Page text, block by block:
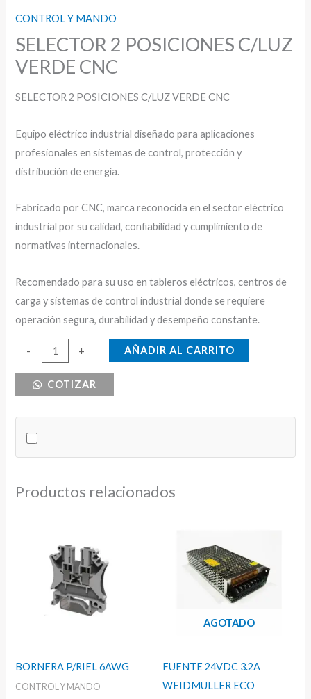
CONTROL Y MANDO
SELECTOR 2 POSICIONES C/LUZ
VERDE CNC
SELECTOR 2 POSICIONES C/LUZ VERDE CNC
Equipo eléctrico industrial diseñado para aplicaciones
profesionales en sistemas de control, protección y
distribución de energía.
Fabricado por CNC, marca reconocida en el sector eléctrico
industrial por su calidad, confiabilidad y cumplimiento de
normativas internacionales.
Recomendado para su uso en tableros eléctricos, centros de
carga y sistemas de control industrial donde se requiere
operación segura, durabilidad y desempeño constante.
-
SELECTOR
POSICIONES
CNC
cantidad
+ AÑADIR AL CARRITO
COTIZAR
Productos relacionados
BORNERA P/RIEL 6AWG
CONTROL Y MANDO
AGOTADO
FUENTE 24VDC 3.2A
WEIDMULLER ECO